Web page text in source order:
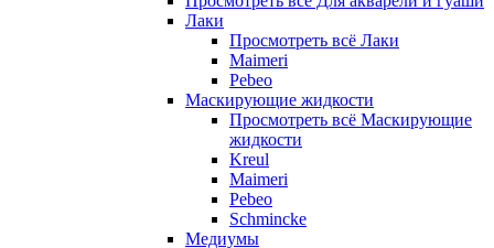
Лаки
Просмотреть всё Лаки
Maimeri
Pebeo
Маскирующие жидкости
Просмотреть всё Маскирующие
жидкости
Kreul
Maimeri
Pebeo
Schmincke
Медиумы